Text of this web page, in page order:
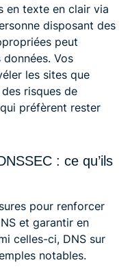
en texte en clair via
disposant des
peut
Vos
les sites que
risques de
préfèrent rester
: ce qu’ils
pour renforcer
et garantir en
celles-ci, DNS sur
notables.